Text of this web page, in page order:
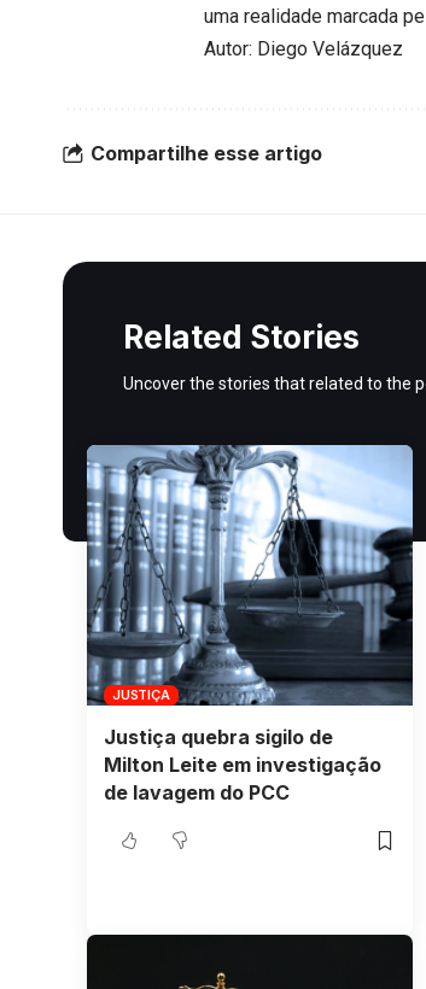
uma realidade marcada
Autor: Diego Velázquez
Compartilhe esse artigo
Related Stories
Uncover the stories that related to the
JUSTIÇA
Justiça quebra sigilo de
Milton Leite em investigação
de lavagem do PCC